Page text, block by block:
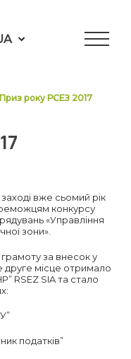
Приз року РСЕЗ 2017
вже сьомий рік
конкурсу
«Управління
зони».
за внесок у
друге місце отримало
RSEZ SIA та стало
податків”